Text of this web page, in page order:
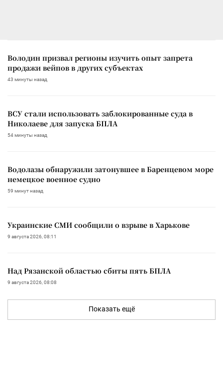
Володин призвал регионы изучить опыт запрета
продажи вейпов в других субъектах
43 минуты назад
ВСУ стали использовать заблокированные суда в
Николаеве для запуска БПЛА
54 минуты назад
Водолазы обнаружили затонувшее в Баренцевом море
немецкое военное судно
59 минут назад
Украинские СМИ сообщили о взрыве в Харькове
9 августа 2026, 08:11
Над Рязанской областью сбиты пять БПЛА
9 августа 2026, 08:08
Показать ещё